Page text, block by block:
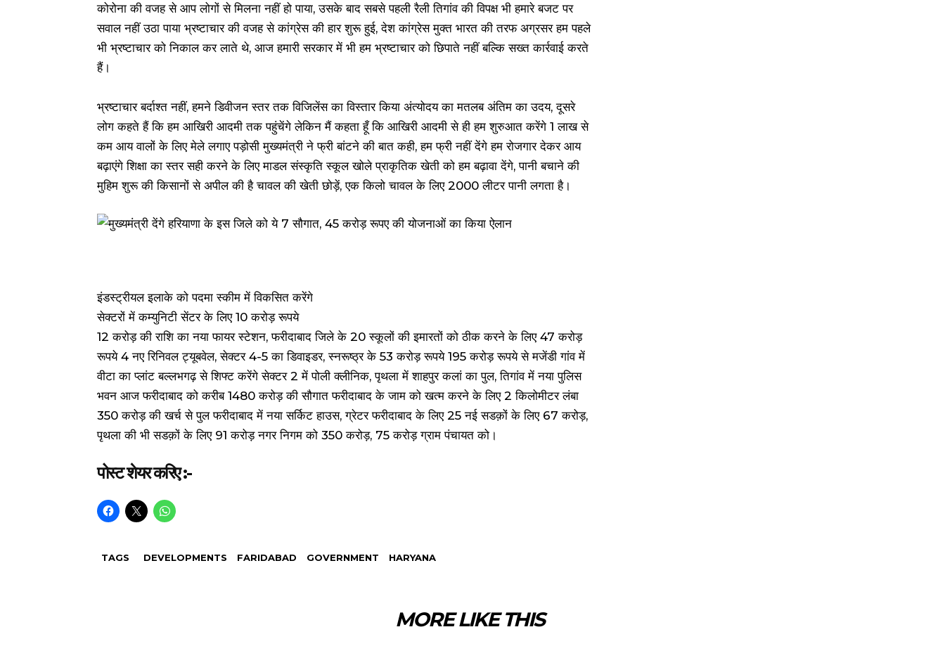
कोरोना की वजह से आप लोगों से मिलना नहीं हो पाया, उसके बाद सबसे पहली रैली तिगांव की विपक्ष भी हमारे बजट पर
सवाल नहीं उठा पाया भ्रष्टाचार की वजह से कांग्रेस की हार शुरू हुई, देश कांग्रेस मुक्त भारत की तरफ अग्रसर हम पहले
भी भ्रष्टाचार को निकाल कर लाते थे, आज हमारी सरकार में भी हम भ्रष्टाचार को छिपाते नहीं बल्कि सख्त कार्रवाई करते
हैं।
भ्रष्टाचार बर्दाश्त नहीं, हमने डिवीजन स्तर तक विजिलेंस का विस्तार किया अंत्योदय का मतलब अंतिम का उदय, दूसरे
लोग कहते हैं कि हम आखिरी आदमी तक पहुंचेंगे लेकिन मैं कहता हूँ कि आखिरी आदमी से ही हम शुरुआत करेंगे 1 लाख से
कम आय वालों के लिए मेले लगाए पड़ोसी मुख्यमंत्री ने फ्री बांटने की बात कही, हम फ्री नहीं देंगे हम रोजगार देकर आय
बढ़ाएंगे शिक्षा का स्तर सही करने के लिए माडल संस्कृति स्कूल खोले प्राकृतिक खेती को हम बढ़ावा देंगे, पानी बचाने की
मुहिम शुरू की किसानों से अपील की है चावल की खेती छोड़ें, एक किलो चावल के लिए 2000 लीटर पानी लगता है।
इंडस्ट्रीयल इलाके को पदमा स्कीम में विकसित करेंगे
सेक्टरों में कम्युनिटी सेंटर के लिए 10 करोड़ रूपये
12 करोड़ की राशि का नया फायर स्टेशन, फरीदाबाद जिले के 20 स्कूलों की इमारतों को ठीक करने के लिए 47 करोड़
रूपये 4 नए रिनिवल ट्यूबवेल, सेक्टर 4-5 का डिवाइडर, स्नरूष्ठ्र के 53 करोड़ रूपये 195 करोड़ रूपये से मजेंडी गांव में
वीटा का प्लांट बल्लभगढ़ से शिफ्ट करेंगे सेक्टर 2 में पोली क्लीनिक, पृथला में शाहपुर कलां का पुल, तिगांव में नया पुलिस
भवन आज फरीदाबाद को करीब 1480 करोड़ की सौगात फरीदाबाद के जाम को खत्म करने के लिए 2 किलोमीटर लंबा
350 करोड़ की खर्च से पुल फरीदाबाद में नया सर्किट हाउस, ग्रेटर फरीदाबाद के लिए 25 नई सडक़ों के लिए 67 करोड़,
पृथला की भी सडक़ों के लिए 91 करोड़ नगर निगम को 350 करोड़, 75 करोड़ ग्राम पंचायत को।
पोस्ट शेयर करिए :-
TAGS DEVELOPMENTS FARIDABAD GOVERNMENT HARYANA
MORE LIKE THIS